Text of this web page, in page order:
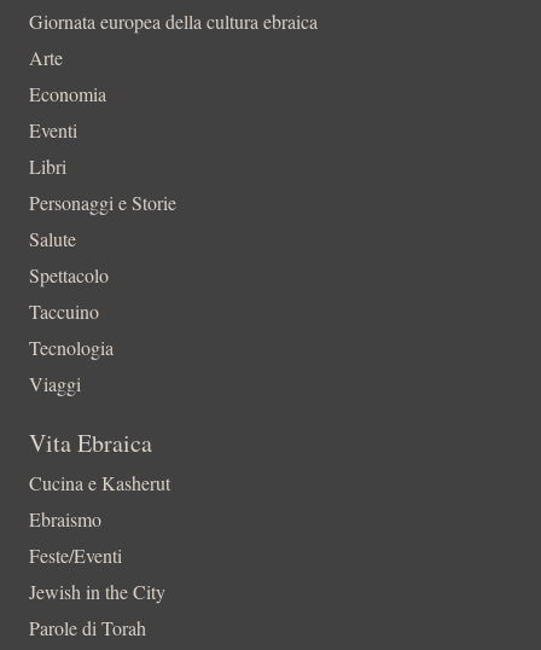
Giornata europea della cultura ebraica
Arte
Economia
Eventi
Libri
Personaggi e Storie
Salute
Spettacolo
Taccuino
Tecnologia
Viaggi
Vita Ebraica
Cucina e Kasherut
Ebraismo
Feste/Eventi
Jewish in the City
Parole di Torah